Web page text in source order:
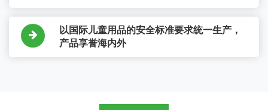
以国际儿童用品的安全标准要求统一生产，
产品享誉海内外